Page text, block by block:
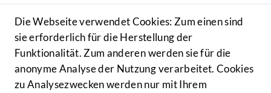
Benutzer
Navigationsmenü öffnen
MENÜ
Die Webseite verwendet Cookies: Zum einen sind
sie erforderlich für die Herstellung der
Funktionalität. Zum anderen werden sie für die
anonyme Analyse der Nutzung verarbeitet. Cookies
zu Analysezwecken werden nur mit Ihrem